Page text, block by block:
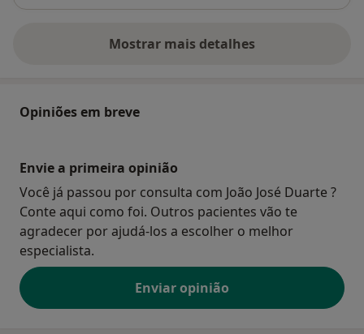
Mostrar mais detalhes
sobre o endereço
Opiniões em breve
Envie a primeira opinião
Você já passou por consulta com João José Duarte ?
Conte aqui como foi. Outros pacientes vão te
agradecer por ajudá-los a escolher o melhor
especialista.
Enviar opinião